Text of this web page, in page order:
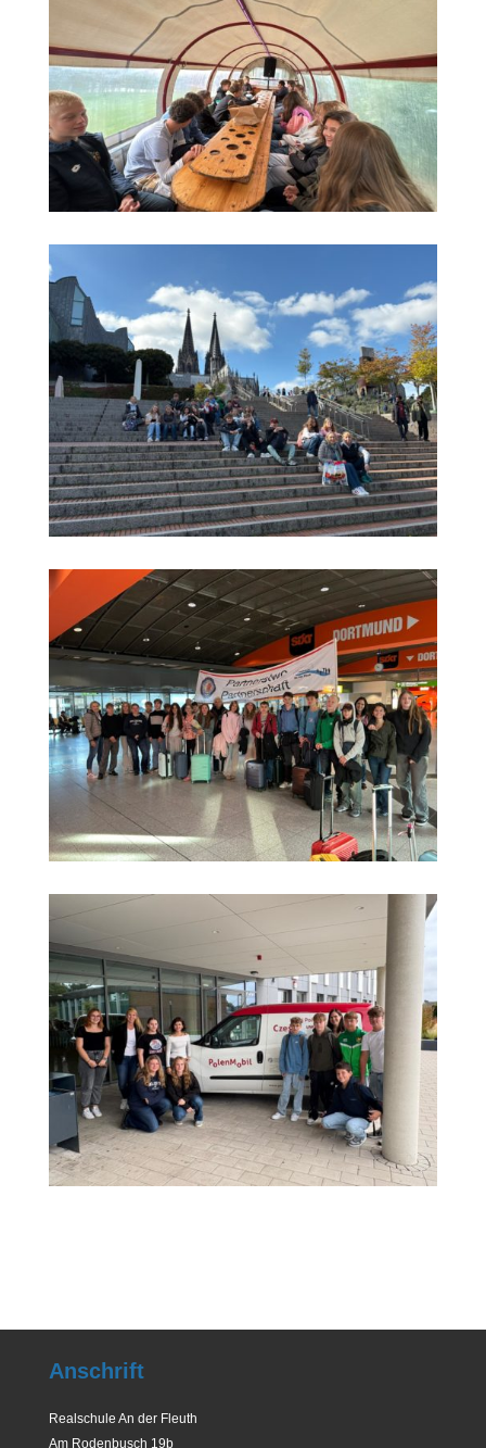
Anschrift
Realschule An der Fleuth
Am Rodenbusch 19b